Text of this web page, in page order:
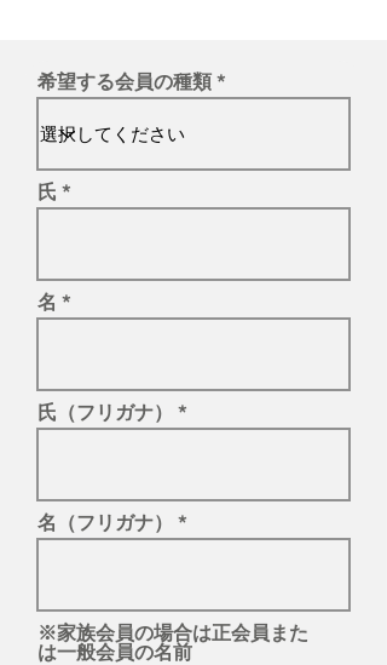
希望する会員の種類
氏
名
氏（フリガナ）
名（フリガナ）
※家族会員の場合は正会員また
は一般会員の名前